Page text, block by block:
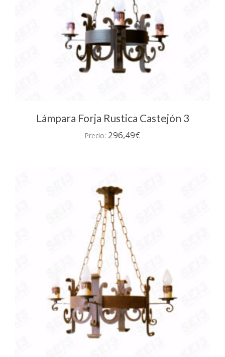
Lámpara Forja Rustica Castejón 3
Precio: 296,49€